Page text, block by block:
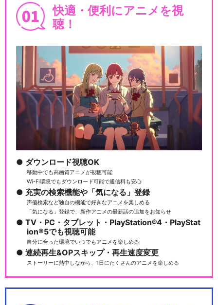
快適・便利にアニメを視
聴！
ダウンロード視聴OK
移動中でも高画質アニメが視聴可能
Wi-Fi環境でもダウンロード可能で通信料も安心
充実の検索機能や「気になる」登録
声優検索など独自の機能で好きなアニメを楽しめる
「気になる」登録で、新作アニメの最新話の追加をお知らせ
TV・PC・タブレット・PlayStation®4・PlayStat
ion®5でも視聴可能
自分に合った環境でいつでもアニメを楽しめる
連続再生&OPスキップ・再生速度変更
ストーリーに熱中しながら、1日にたくさんのアニメを楽しめる